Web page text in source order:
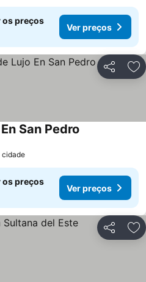
os preços
Ver preços
Partilhar
San Pedro
cidade
os preços
Ver preços
Partilhar